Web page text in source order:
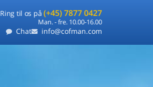
Ring til os på (+45) 7877 0427
Man. - fre. 10.00-16.00
Chat info@cofman.com